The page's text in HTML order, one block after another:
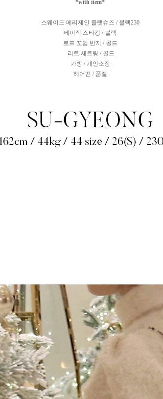
*with item*
스웨이드 메리제인 플랫슈즈 / 블랙230
베이직 스타킹 / 블랙
로프 꼬임 반지 / 골드
리트 세트링 / 골드
가방 / 개인소장
헤어끈 / 품절